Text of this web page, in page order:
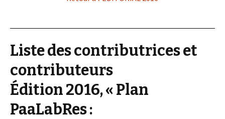
Liste des contributrices et
contributeurs
Édition 2016, « Plan
PaaLabRes :